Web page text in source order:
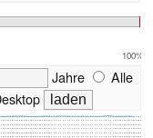
100%
Jahre
Alle